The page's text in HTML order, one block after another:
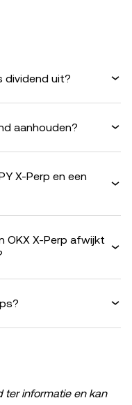
dividend uit?
aanhouden?
X-Perp en een
OKX X-Perp afwijkt
ter informatie en kan